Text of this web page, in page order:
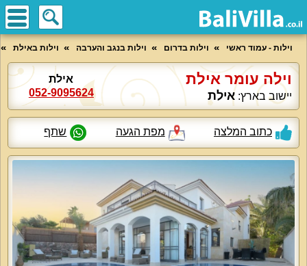
וילות - עמוד ראשי וילות בדרום וילות בנגב והערבה וילות באילת
וילה עומר אילת
יישוב בארץ: אילת
אילת
052-9095624
כתוב המלצה מפת הגעה שתף